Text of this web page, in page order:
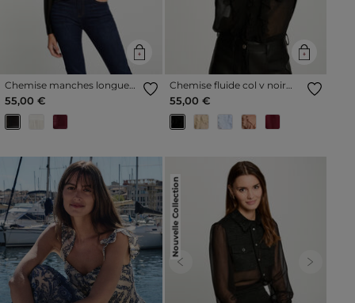
Chemise manches longues
avec plis noir femme
55,00 €
Chemise fluide col v noir
femme
55,00 €
Nouvelle Collection
Previous Next